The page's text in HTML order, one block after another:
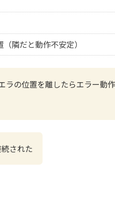
隣だと動作不安定）
ラの位置を離したらエラー動
された